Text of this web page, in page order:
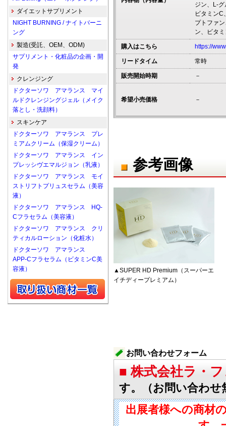
ジン、L-
ビタミンC
プトファ
ン、ビタ
購入はこちら https://
リードタイム 常時
販売開始時期 －
希望小売価格 －
参考画像
▲SUPER HD Premium（スーパーエ
イチディープレミアム）
お問い合わせフォーム
■ 株式会社ラ・
す。（お問い合わせ
出展者様への商材
ダイエットサプリメント
NIGHT BURNING / ナイトバーニ
ング
製造(受託、OEM、ODM)
サプリメント・化粧品の企画・開
発
クレンジング
ドクターソワ アマランス マイ
ルドクレンジングジェル（メイク
落とし・洗顔料）
スキンケア
ドクターソワ アマランス プレ
ミアムクリーム（保湿クリーム）
ドクターソワ アマランス イン
プレッシヴエマルジョン（乳液）
ドクターソワ アマランス モイ
ストリフトプリュスセラム（美容
液）
ドクターソワ アマランス HQ-
Cフラセラム（美容液）
ドクターソワ アマランス クリ
ティカルローション（化粧水）
ドクターソワ アマランス
APP-Cフラセラム（ビタミンC美
容液）